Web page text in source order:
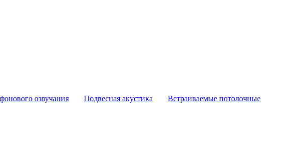
озвучания Подвесная акустика
Встраиваемые потолочные